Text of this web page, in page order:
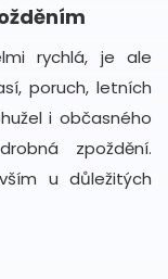
rychlá, je ale
poruch, letních
i občasného
zpoždění.
u důležitých